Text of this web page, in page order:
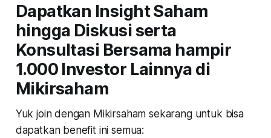
Dapatkan Insight Saham
hingga Diskusi serta
Konsultasi Bersama hampir
1.000 Investor Lainnya di
Mikirsaham
Yuk join dengan Mikirsaham sekarang untuk bisa
dapatkan benefit ini semua: